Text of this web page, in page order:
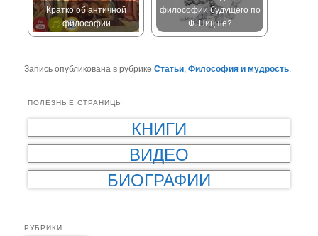
Кратко об античной
философии
философии будущего по
Ф. Ницше?
Запись опубликована в рубрикеСтатьи,Философия и мудрость.
ПОЛЕЗНЫЕ СТРАНИЦЫ
КНИГИ
ВИДЕО
БИОГРАФИИ
РУБРИКИ